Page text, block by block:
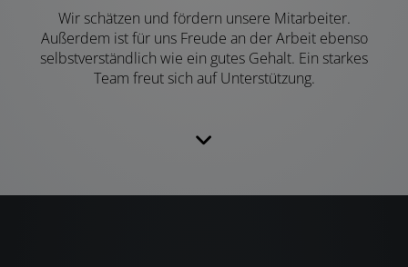
Wir schätzen und fördern unsere Mitarbeiter.
Außerdem ist für uns Freude an der Arbeit ebenso
selbstverständlich wie ein gutes Gehalt. Ein starkes
Team freut sich auf Unterstützung.